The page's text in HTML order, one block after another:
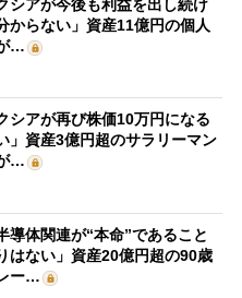
シアが今後も利益を出し続け
からない」資産11億円の個人
…
シアが再び株価10万円になる
」資産3億円超のサラリーマン
…
導体関連が“本命”であること
はない」資産20億円超の90歳
ー…